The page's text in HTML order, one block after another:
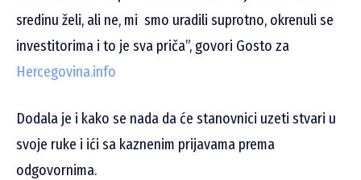
sredinu želi, ali ne, mi smo uradili suprotno, okrenuli se
investitorima i to je sva priča”, govori Gosto za
Hercegovina.info
Dodala je i kako se nada da će stanovnici uzeti stvari u
svoje ruke i ići sa kaznenim prijavama prema
odgovornima.